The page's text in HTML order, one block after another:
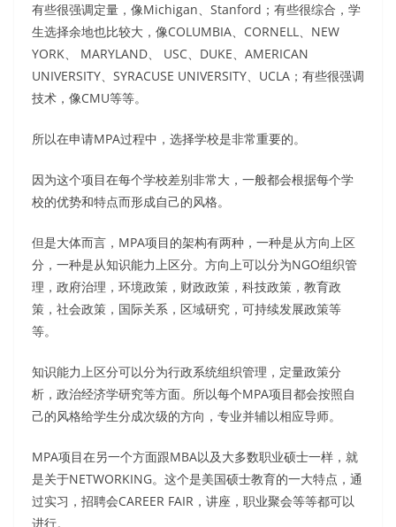
有些很强调定量，像Michigan、Stanford；有些很综合，学
生选择余地也比较大，像COLUMBIA、CORNELL、NEW
YORK、 MARYLAND、 USC、DUKE、AMERICAN
UNIVERSITY、SYRACUSE UNIVERSITY、UCLA；有些很强调
技术，像CMU等等。
所以在申请MPA过程中，选择学校是非常重要的。
因为这个项目在每个学校差别非常大，一般都会根据每个学
校的优势和特点而形成自己的风格。
但是大体而言，MPA项目的架构有两种，一种是从方向上区
分，一种是从知识能力上区分。方向上可以分为NGO组织管
理，政府治理，环境政策，财政政策，科技政策，教育政
策，社会政策，国际关系，区域研究，可持续发展政策等
等。
知识能力上区分可以分为行政系统组织管理，定量政策分
析，政治经济学研究等方面。所以每个MPA项目都会按照自
己的风格给学生分成次级的方向，专业并辅以相应导师。
MPA项目在另一个方面跟MBA以及大多数职业硕士一样，就
是关于NETWORKING。这个是美国硕士教育的一大特点，通
过实习，招聘会CAREER FAIR，讲座，职业聚会等等都可以
进行。